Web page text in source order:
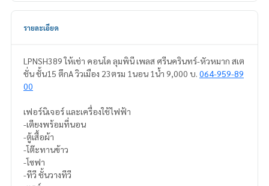
รายละเอียด
LPNSH389 ให้เช่า คอนโด ลุมพินี เพลส ศรีนครินทร์-หัวหมาก สเต
ชั่น ชั้น15 ตึกA วิวเมือง 23ตรม 1นอน 1น้ำ 9,000 บ. 064-959-89
00
เฟอร์นิเจอร์ และเครื่องใช้ไฟฟ้า
-เตียงพร้อมที่นอน
-ตู้เสื้อผ้า
-โต๊ะทานข้าว
-โซฟา
-ทีวี ชั้นวางทีวี